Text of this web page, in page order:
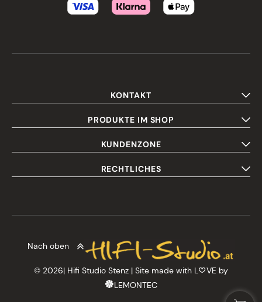
KONTAKT
PRODUKTE IM SHOP
KUNDENZONE
RECHTLICHES
Nach oben
© 2026| Hifi Studio Stenz | Site made with L
VE by
LEMONTEC